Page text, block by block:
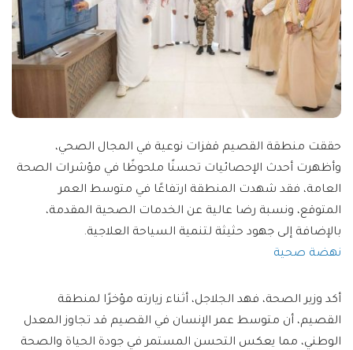
حققت منطقة القصيم قفزات نوعية في المجال الصحي،
وأظهرت أحدث الإحصائيات تحسنًا ملحوظًا في مؤشرات الصحة
العامة، فقد شهدت المنطقة ارتفاعًا في متوسط العمر
المتوقع، ونسبة رضا عالية عن الخدمات الصحية المقدمة،
بالإضافة إلى جهود حثيثة لتنمية السياحة العلاجية.
نهضة صحية
أكد وزير الصحة، فهد الجلاجل، أثناء زيارته مؤخرًا لمنطقة
القصيم، أن متوسط عمر الإنسان في القصيم قد تجاوز المعدل
الوطني، مما يعكس التحسن المستمر في جودة الحياة والصحة